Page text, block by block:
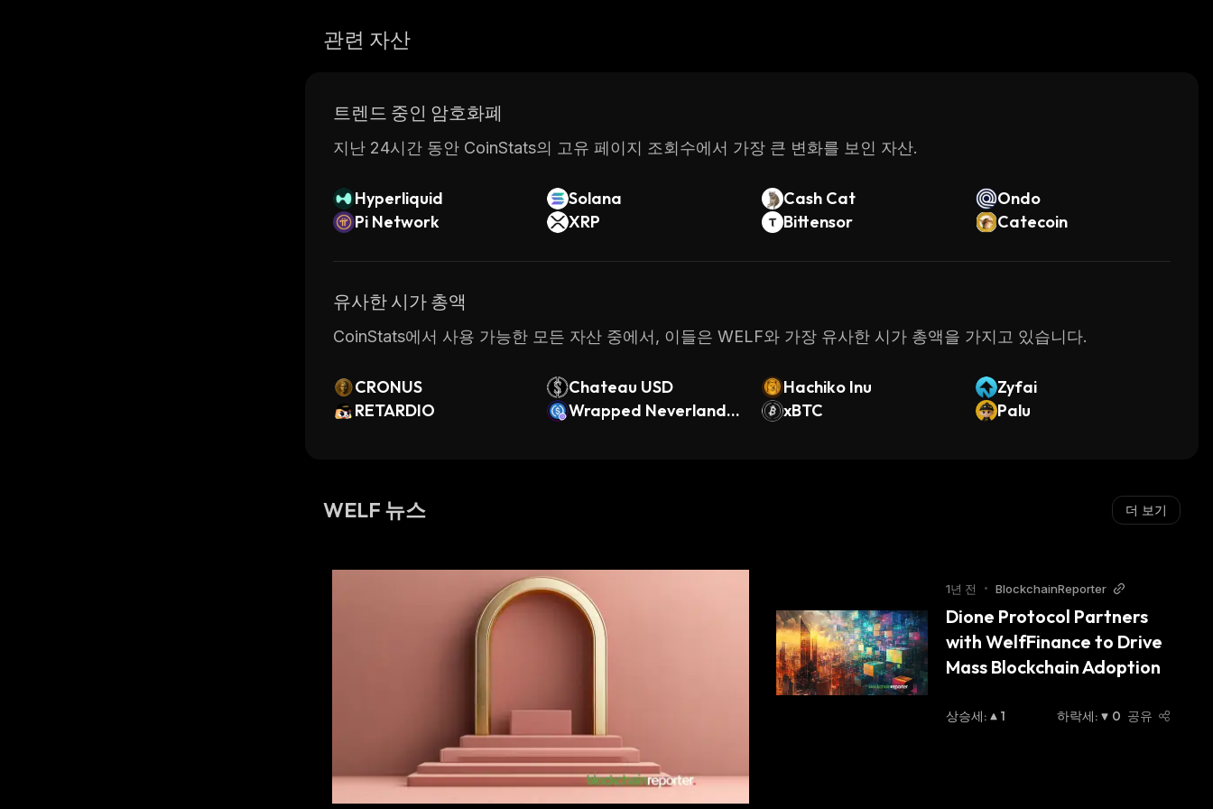
관련 자산
트렌드 중인 암호화폐
지난 24시간 동안 CoinStats의 고유 페이지 조회수에서 가장 큰 변화를 보인 자산.
Hyperliquid Solana Cash Cat
Ondo
Pi Network
XRP Bittensor Catecoin
유사한 시가 총액
CoinStats에서 사용 가능한 모든 자산 중에서, 이들은 WELF와 가장 유사한 시가 총액을 가지고 있습니다.
CRONUS Chateau USD Hachiko Inu
Zyfai
RETARDIO
Wrapped Neverland U
xBTC Palu
WELF 뉴스 더 보기
1년 전 • BlockchainReporter
Dione Protocol Partners
with WelfFinance to Drive
Mass Blockchain Adoption
상승세: 1 하락세: 0 공유